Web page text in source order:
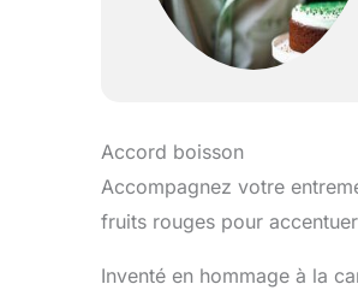
Accord boisson
Accompagnez votre
fruits rouges pour
Inventé en hommage à la